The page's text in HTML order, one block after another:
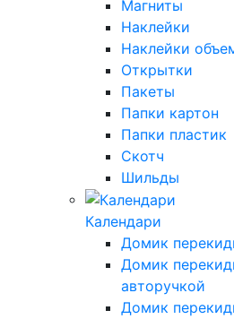
Магниты
Наклейки
Наклейки
Открытки
Пакеты
Папки картон
Папки пластик
Скотч
Шильды
Календари
Домик
Домик
авторучкой
Домик